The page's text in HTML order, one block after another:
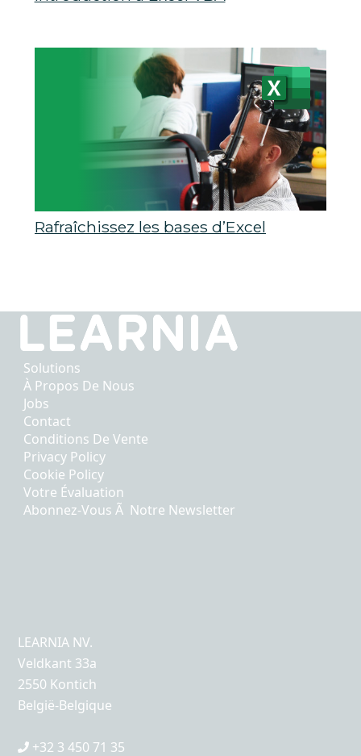
Rafraîchissez les bases d’Excel
Solutions
À Propos De Nous
Jobs
Contact
Conditions De Vente
Privacy Policy
Cookie Policy
Votre Évaluation
Abonnez-Vous Ã Notre Newsletter
LEARNIA NV.
Veldkant 33a
2550 Kontich
België-Belgique
+32 3 450 71 35